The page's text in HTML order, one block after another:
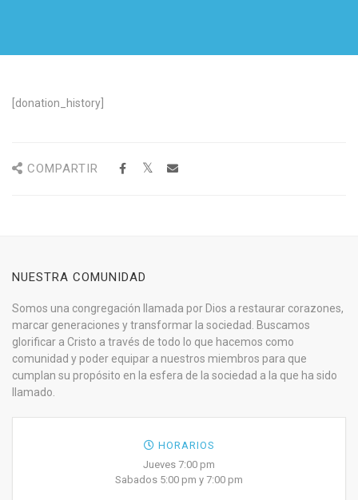
[donation_history]
COMPARTIR
NUESTRA COMUNIDAD
Somos una congregación llamada por Dios a restaurar corazones,
marcar generaciones y transformar la sociedad. Buscamos
glorificar a Cristo a través de todo lo que hacemos como
comunidad y poder equipar a nuestros miembros para que
cumplan su propósito en la esfera de la sociedad a la que ha sido
llamado.
HORARIOS
Jueves 7:00 pm
Sabados 5:00 pm y 7:00 pm